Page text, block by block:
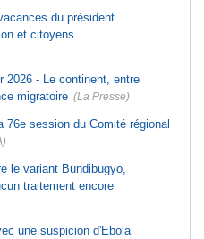
du président
et citoyens
2026 - Le continent, entre
migratoire (La Presse)
76e session du Comité régional
le variant Bundibugyo,
traitement encore
une suspicion d'Ebola